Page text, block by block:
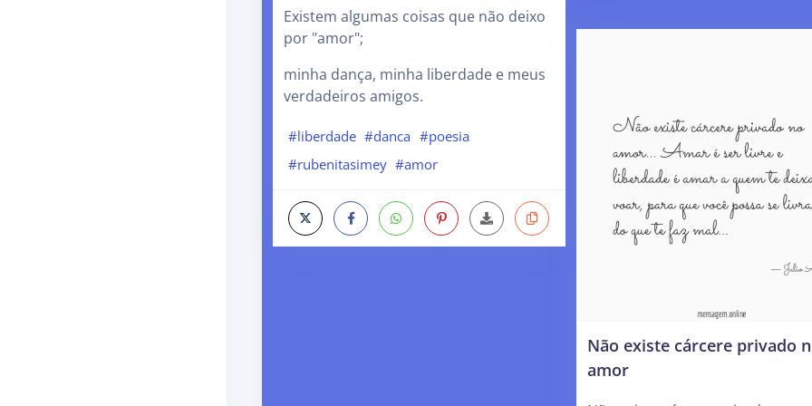
Existem algumas coisas que não deixo
por "amor";
minha dança, minha liberdade e meus
verdadeiros amigos.
#liberdade #danca #poesia
#rubenitasimey #amor
Não existe cárcere privado
amor